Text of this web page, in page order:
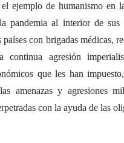
el ejemplo de humanismo en
pandemia al interior de sus
países con brigadas médicas,
continua agresión
que les han
amenazas y agresiones
con la ayuda de las